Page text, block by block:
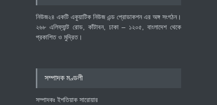
নিউজ২৪ একটি একুয়াটিক নিউজ এন্ড প্রোডাকশন এর অঙ্গ সংগঠন।
২৬৮ এলিফ্যান্ট রোড, কাঁটাবন, ঢাকা – ১২০৫, বাংলাদেশ থেকে
প্রকাশিত ও মুদ্রিত।
সম্পাদক মণ্ডলী
সম্পাদকঃ ইশতিয়াক সারোয়ার